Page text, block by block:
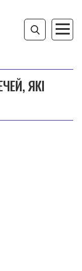
ЯКІ